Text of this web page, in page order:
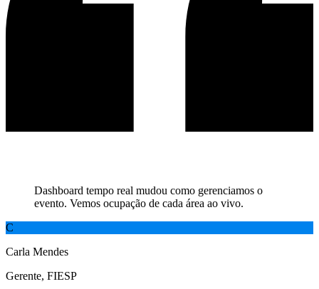
Dashboard tempo real mudou como gerenciamos o
evento. Vemos ocupação de cada área ao vivo.
C
Carla Mendes
Gerente, FIESP